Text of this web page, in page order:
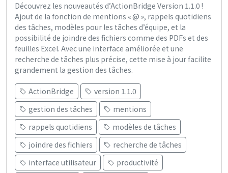
Découvrez les nouveautés d’ActionBridge Version 1.1.0 !
Ajout de la fonction de mentions « @ », rappels quotidiens
des tâches, modèles pour les tâches d’équipe, et la
possibilité de joindre des fichiers comme des PDFs et des
feuilles Excel. Avec une interface améliorée et une
recherche de tâches plus précise, cette mise à jour facilite
grandement la gestion des tâches.
ActionBridge
version 1.1.0
gestion des tâches
mentions
rappels quotidiens
modèles de tâches
joindre des fichiers
recherche de tâches
interface utilisateur
productivité